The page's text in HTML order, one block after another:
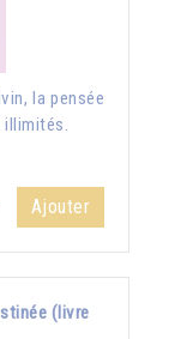
la pensée
illimités.
Ajouter
(livre